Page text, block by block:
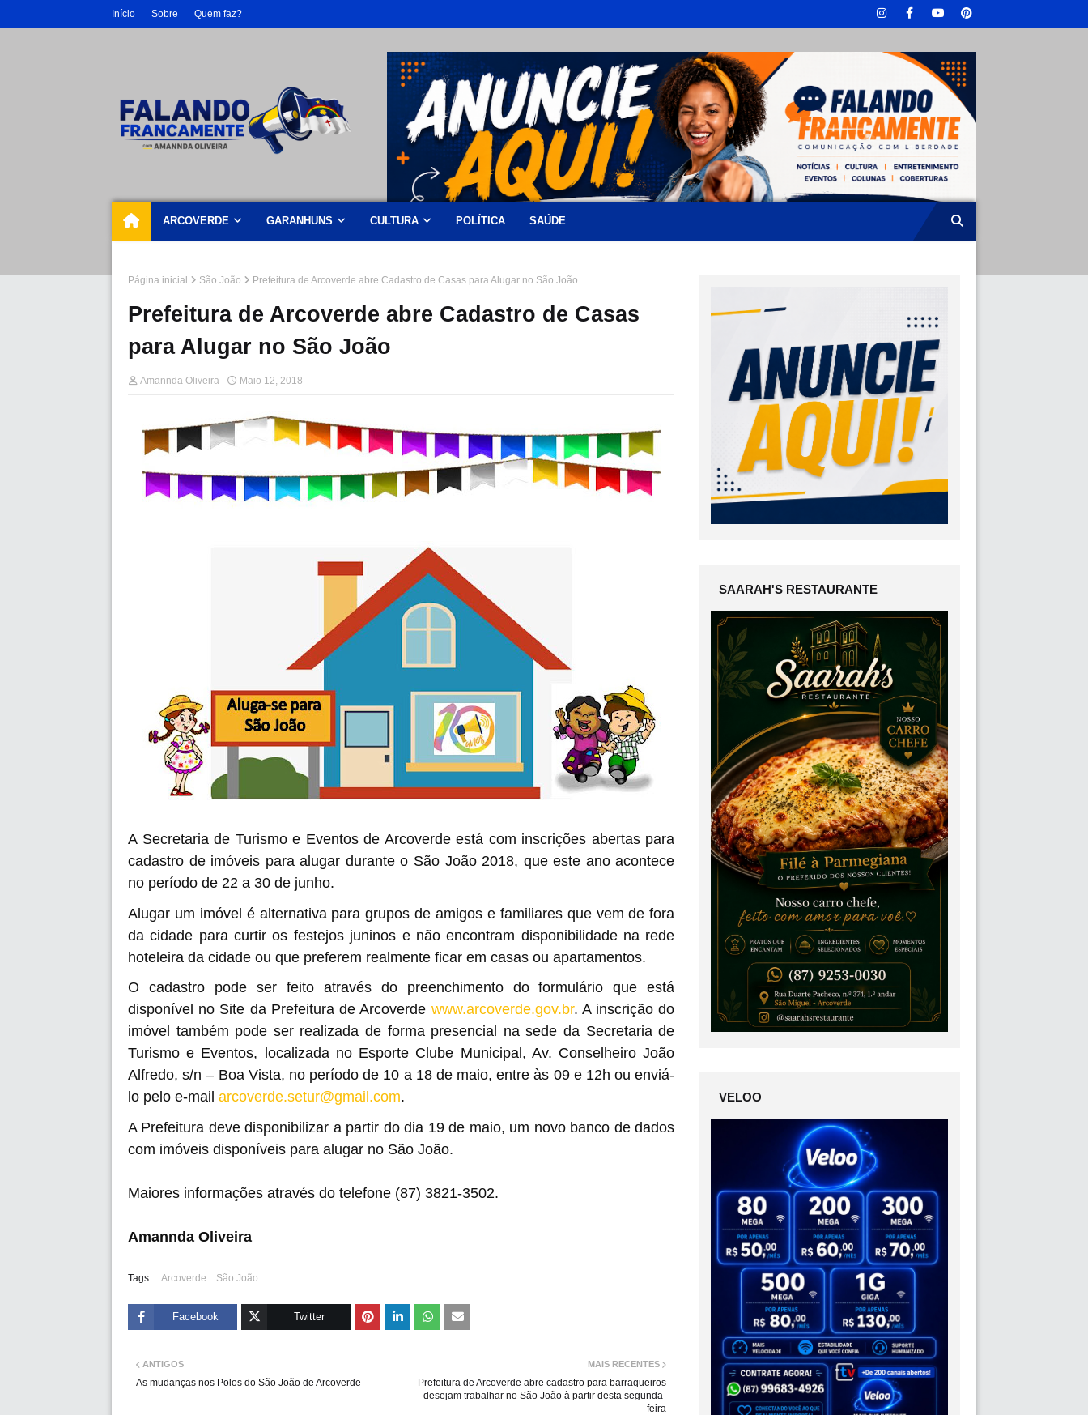
Início Sobre Quem faz?
ARCOVERDE GARANHUNS CULTURA POLÍTICA SAÚDE
Página inicial São João Prefeitura de Arcoverde abre Cadastro de Casas para Alugar no São João
Prefeitura de Arcoverde abre Cadastro de Casas
para Alugar no São João
Amannda Oliveira Maio 12, 2018
A Secretaria de Turismo e Eventos de Arcoverde está com inscrições abertas para
cadastro de imóveis para alugar durante o São João 2018, que este ano acontece
no período de 22 a 30 de junho.
Alugar um imóvel é alternativa para grupos de amigos e familiares que vem de fora
da cidade para curtir os festejos juninos e não encontram disponibilidade na rede
hoteleira da cidade ou que preferem realmente ficar em casas ou apartamentos.
O cadastro pode ser feito através do preenchimento do formulário que está
disponível no Site da Prefeitura de Arcoverde www.arcoverde.gov.br. A inscrição do
imóvel também pode ser realizada de forma presencial na sede da Secretaria de
Turismo e Eventos, localizada no Esporte Clube Municipal, Av. Conselheiro João
Alfredo, s/n – Boa Vista, no período de 10 a 18 de maio, entre às 09 e 12h ou enviá-
lo pelo e-mail arcoverde.setur@gmail.com.
A Prefeitura deve disponibilizar a partir do dia 19 de maio, um novo banco de dados
com imóveis disponíveis para alugar no São João.
Maiores informações através do telefone (87) 3821-3502.
Amannda Oliveira
Tags: Arcoverde São João
Facebook Twitter
MAIS RECENTES
Prefeitura de Arcoverde abre cadastro para barraqueiros
desejam trabalhar no São João à partir desta segunda-
feira
ANTIGOS
As mudanças nos Polos do São João de Arcoverde
SAARAH'S RESTAURANTE
VELOO